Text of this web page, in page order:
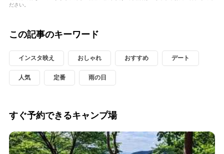
ださい。
この記事のキーワード
インスタ映え おしゃれ おすすめ デート
人気 定番 雨の日
すぐ予約できるキャンプ場